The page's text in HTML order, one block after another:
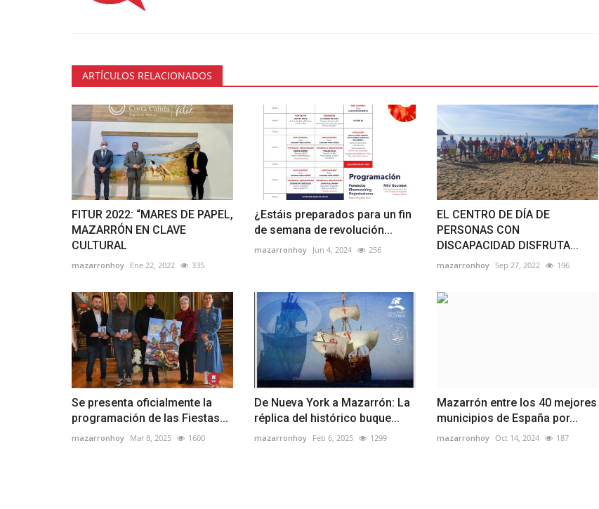
ARTÍCULOS RELACIONADOS
FITUR 2022: “MARES DE PAPEL,
MAZARRÓN EN CLAVE
CULTURAL
mazarronhoy Ene 22, 2022 335
¿Estáis preparados para un fin
de semana de revolución...
mazarronhoy Jun 4, 2024 256
EL CENTRO DE DÍA DE
PERSONAS CON
DISCAPACIDAD DISFRUTA...
mazarronhoy Sep 27, 2022 196
Se presenta oficialmente la
programación de las Fiestas...
mazarronhoy Mar 8, 2025 1600
De Nueva York a Mazarrón: La
réplica del histórico buque...
mazarronhoy Feb 6, 2025 1299
Mazarrón entre los 40 mejores
municipios de España por...
mazarronhoy Oct 14, 2024 187